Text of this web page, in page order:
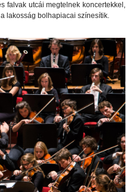
falvak utcái megtelnek koncertekkel,
lakosság bolhapiacai színesítik.